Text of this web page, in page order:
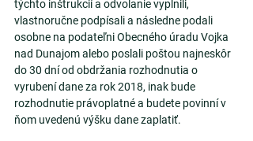
týchto inštrukcií a odvolanie vyplnili,
vlastnoručne podpísali a následne podali
osobne na podateľni Obecného úradu Vojka
nad Dunajom alebo poslali poštou najneskôr
do 30 dní od obdržania rozhodnutia o
vyrubení dane za rok 2018, inak bude
rozhodnutie právoplatné a budete povinní v
ňom uvedenú výšku dane zaplatiť.